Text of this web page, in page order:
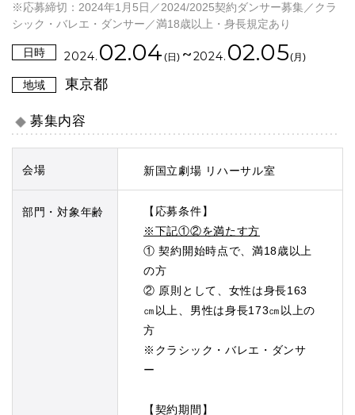
※応募締切：2024年1月5日／2024/2025契約ダンサー募集／クラ
シック・バレエ・ダンサー／満18歳以上・身長規定あり
日時 2024. 02.04 (日) ~2024. 02.05(月)
地域 東京都
募集内容
会場 新国立劇場 リハーサル室
部門・対象年齢
【応募条件】
※下記①②を満たす方
① 契約開始時点で、満18歳以上
の方
② 原則として、女性は身長163
㎝以上、男性は身長173㎝以上の
方
※クラシック・バレエ・ダンサ
ー
【契約期間】